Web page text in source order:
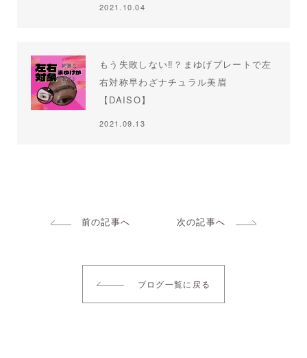
2021.10.04
もう失敗しない‼︎？まゆげプレートで左
右対称早わざナチュラル美眉
【DAISO】
2021.09.13
前の記事へ 次の記事へ
ブログ一覧に戻る